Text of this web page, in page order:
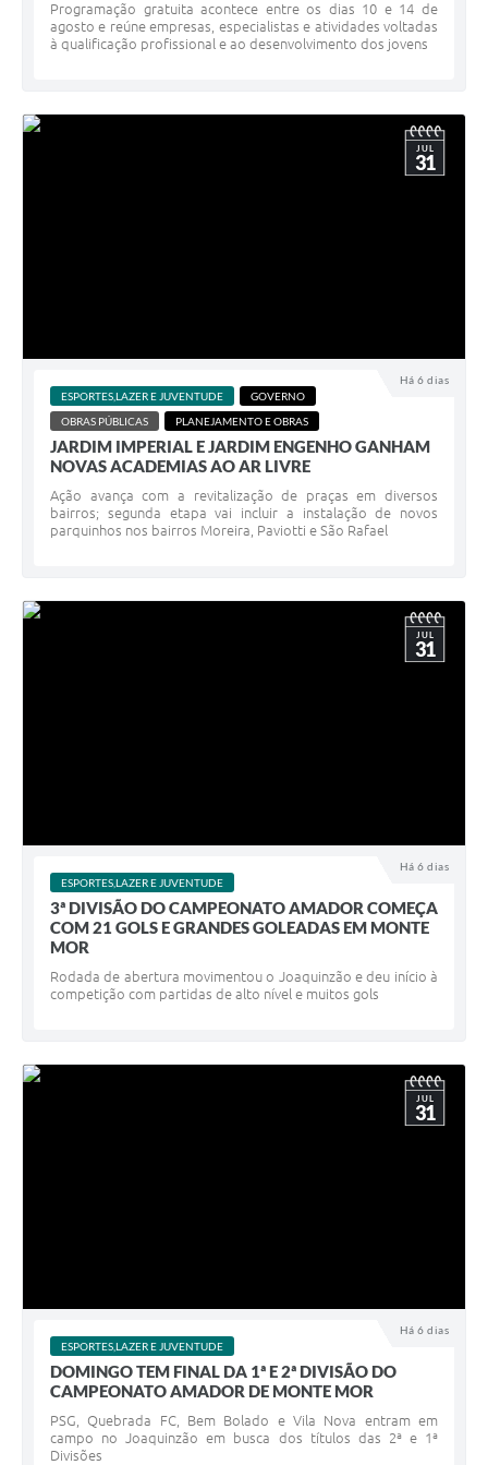
Programação gratuita acontece entre os dias 10 e 14 de
agosto e reúne empresas, especialistas e atividades voltadas
à qualificação profissional e ao desenvolvimento dos jovens
Há 6 dias
JUL
31
ESPORTES,LAZER E JUVENTUDE
GOVERNO
OBRAS PÚBLICAS
PLANEJAMENTO E OBRAS
JARDIM IMPERIAL E JARDIM ENGENHO GANHAM
NOVAS ACADEMIAS AO AR LIVRE
Ação avança com a revitalização de praças em diversos
bairros; segunda etapa vai incluir a instalação de novos
parquinhos nos bairros Moreira, Paviotti e São Rafael
Há 6 dias
JUL
31
ESPORTES,LAZER E JUVENTUDE
3ª DIVISÃO DO CAMPEONATO AMADOR COMEÇA
COM 21 GOLS E GRANDES GOLEADAS EM MONTE
MOR
Rodada de abertura movimentou o Joaquinzão e deu início à
competição com partidas de alto nível e muitos gols
Há 6 dias
JUL
31
ESPORTES,LAZER E JUVENTUDE
DOMINGO TEM FINAL DA 1ª E 2ª DIVISÃO DO
CAMPEONATO AMADOR DE MONTE MOR
PSG, Quebrada FC, Bem Bolado e Vila Nova entram em
campo no Joaquinzão em busca dos títulos das 2ª e 1ª
Divisões